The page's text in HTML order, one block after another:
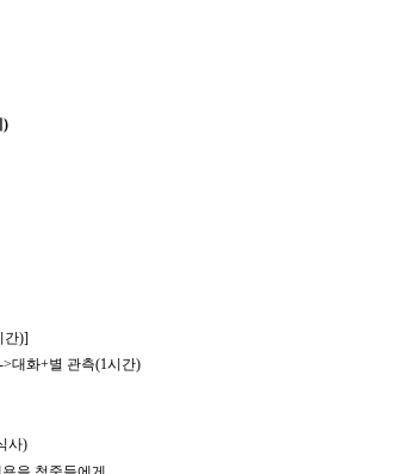
)
간)]
대화+별 관측(1시간)
사)